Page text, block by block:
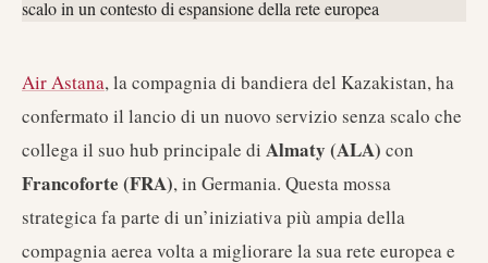
Air Astana, la compagnia di bandiera del Kazakistan, ha
confermato il lancio di un nuovo servizio senza scalo che
collega il suo hub principale di Almaty (ALA) con
Francoforte (FRA), in Germania. Questa mossa
strategica fa parte di un’iniziativa più ampia della
compagnia aerea volta a migliorare la sua rete europea e